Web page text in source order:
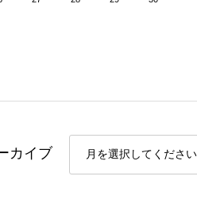
カイブ